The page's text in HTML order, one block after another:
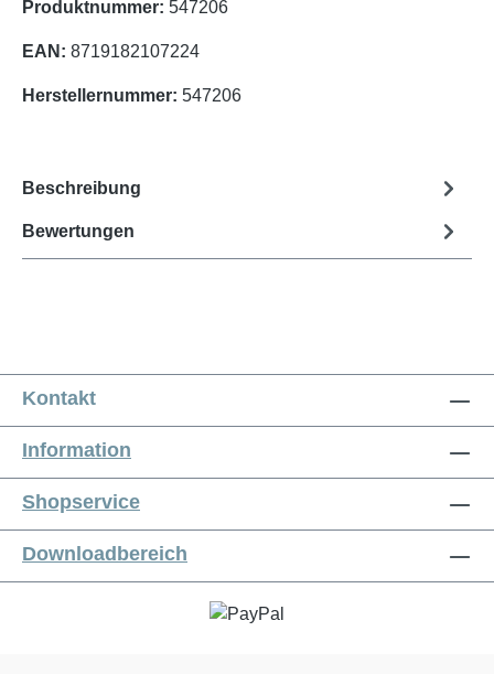
Produktnummer: 547206
EAN: 8719182107224
Herstellernummer: 547206
Beschreibung
Bewertungen
Kontakt
Information
Shopservice
Downloadbereich